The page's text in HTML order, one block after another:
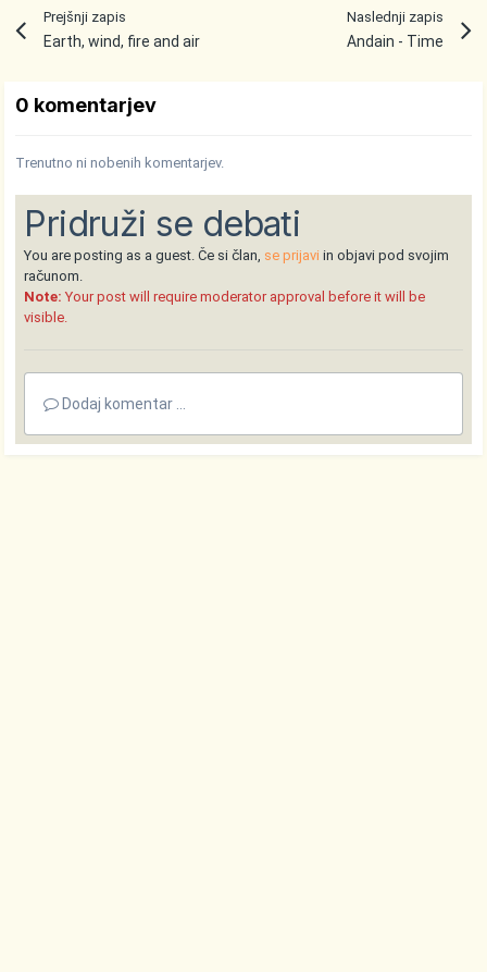
Prejšnji zapis
Earth, wind, fire and air
Naslednji zapis
Andain - Time
0 komentarjev
Trenutno ni nobenih komentarjev.
Pridruži se debati
You are posting as a guest. Če si član, se prijavi in objavi pod svojim
računom.
Note: Your post will require moderator approval before it will be
visible.
Dodaj komentar ...